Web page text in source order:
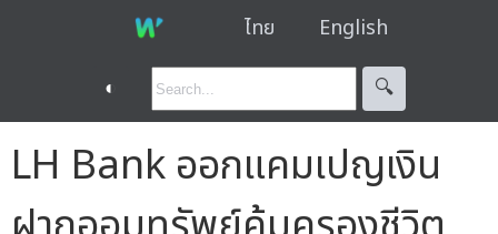
ไทย English
◐ 🔍︎
LH Bank ออกแคมเปญเงิน